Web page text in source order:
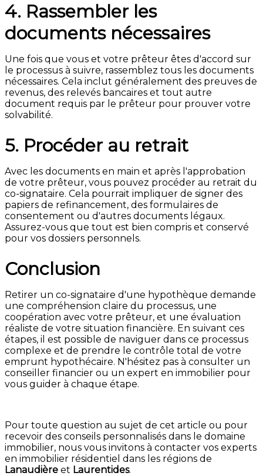
4. Rassembler les
documents nécessaires
Une fois que vous et votre prêteur êtes d'accord sur
le processus à suivre, rassemblez tous les documents
nécessaires. Cela inclut généralement des preuves de
revenus, des relevés bancaires et tout autre
document requis par le prêteur pour prouver votre
solvabilité.
5. Procéder au retrait
Avec les documents en main et après l'approbation
de votre prêteur, vous pouvez procéder au retrait du
co-signataire. Cela pourrait impliquer de signer des
papiers de refinancement, des formulaires de
consentement ou d'autres documents légaux.
Assurez-vous que tout est bien compris et conservé
pour vos dossiers personnels.
Conclusion
Retirer un co-signataire d'une hypothèque demande
une compréhension claire du processus, une
coopération avec votre prêteur, et une évaluation
réaliste de votre situation financière. En suivant ces
étapes, il est possible de naviguer dans ce processus
complexe et de prendre le contrôle total de votre
emprunt hypothécaire. N'hésitez pas à consulter un
conseiller financier ou un expert en immobilier pour
vous guider à chaque étape.
Pour toute question au sujet de cet article ou pour
recevoir des conseils personnalisés dans le domaine
immobilier, nous vous invitons à contacter vos experts
en immobilier résidentiel dans les régions de
Lanaudière et Laurentides.